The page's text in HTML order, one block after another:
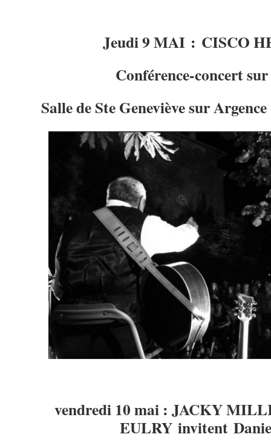
Jeudi 9 MAI : CISCO
Conférence-concert
Salle de Ste Geneviève sur
vendredi 10 mai : JACKY
EULRY invitent